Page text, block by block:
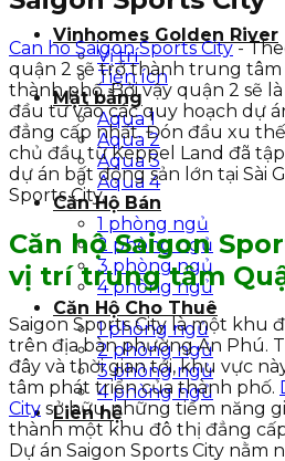
Vinhomes Golden River
Vị trí
Tiện ích
Mặt bằng
Aqua 1
Aqua 2
Aqua 3
Aqua 4
Căn Hộ Bán
1 phòng ngủ
2 phòng ngủ
3 phòng ngủ
4 phòng ngủ
Căn Hộ Cho Thuê
1 phòng ngủ
2 phòng ngủ
3 phòng ngủ
4 phòng ngủ
Liên hệ
Can ho Saigon Sports City-
quận 2 sẽ trở thành trung
thành phố. Bởi vậy quận 2 sẽ
đầu tư vào các quy hoạch dự
đẳng cấp nhất. Đón đầu xu
chủ đầu từ Keppel Land đã
dự án bất động sản lớn tại Sài
Sports City.
Căn hộ Saigon
vị trí trung tâm
Saigon Sports City là một khu
trên địa bàn phường An Phú.
đây và thời gian tới, khu vực
tâm phát triển của thành phố.
City sở hữu những tiềm năng
thành một khu đô thị đẳng cấp
Dự án Saigon Sports City nằm